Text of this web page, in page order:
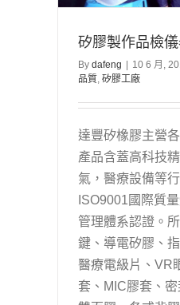
矽膠製作品檢
By dafeng 10 6 月,
品質, 矽膠工廠
達豐矽橡膠主營
產品含蓋高科技
氣，醫療設備等
ISO9001國際質
管理體系認證。
鍵、導電矽膠、
醫療電級片、VR
套、MIC膠套、